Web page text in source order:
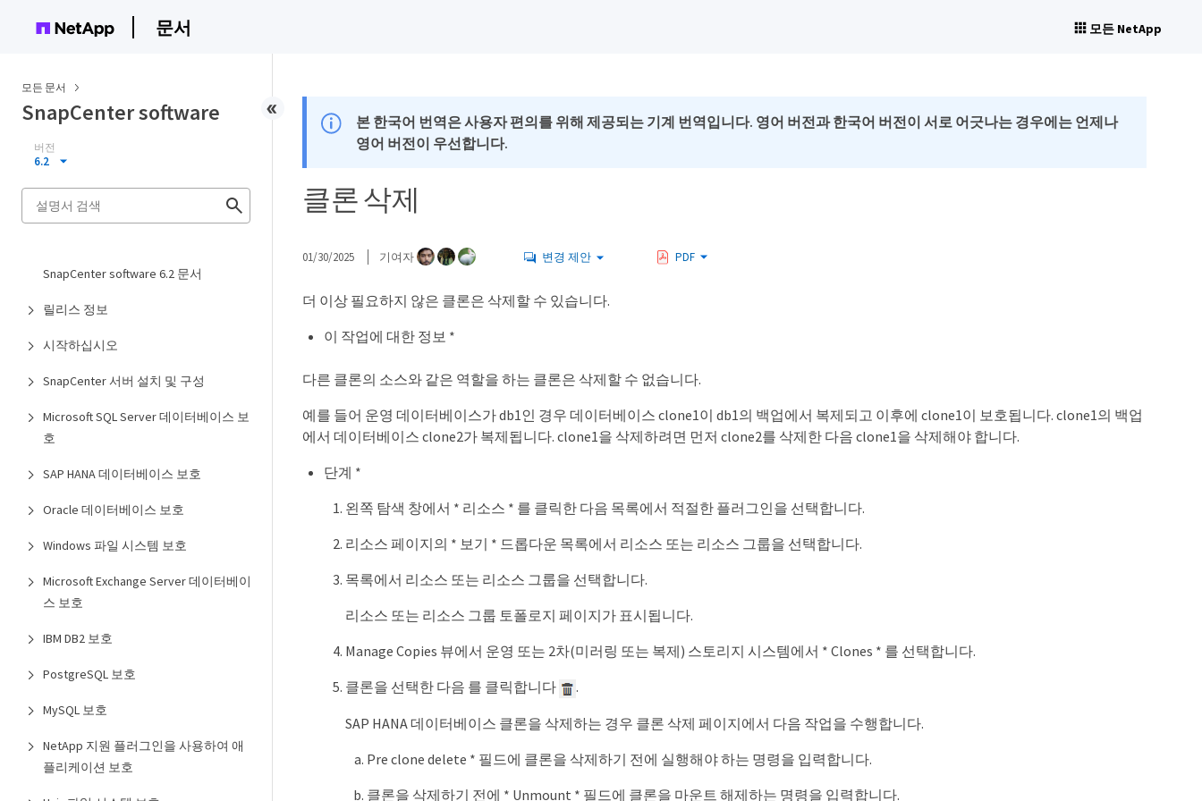
문서 모든 NetApp
모든 문서
SnapCenter software
버전
6.2
SnapCenter software 6.2 문서
릴리스 정보
시작하십시오
SnapCenter 서버 설치 및 구성
Microsoft SQL Server 데이터베이스 보
호
SAP HANA 데이터베이스 보호
Oracle 데이터베이스 보호
Windows 파일 시스템 보호
Microsoft Exchange Server 데이터베이
스 보호
IBM DB2 보호
PostgreSQL 보호
MySQL 보호
NetApp 지원 플러그인을 사용하여 애
플리케이션 보호
본 한국어 번역은 사용자 편의를 위해 제공되는 기계 번역입니다. 영어 버전과 한국어 버전이 서로 어긋나는 경우에는 언제나
영어 버전이 우선합니다.
클론 삭제
01/30/2025 기여자 변경 제안 PDF
더 이상 필요하지 않은 클론은 삭제할 수 있습니다.
이 작업에 대한 정보 *
다른 클론의 소스와 같은 역할을 하는 클론은 삭제할 수 없습니다.
예를 들어 운영 데이터베이스가 db1인 경우 데이터베이스 clone1이 db1의 백업에서 복제되고 이후에 clone1이 보호됩니다. clone1의 백업
에서 데이터베이스 clone2가 복제됩니다. clone1을 삭제하려면 먼저 clone2를 삭제한 다음 clone1을 삭제해야 합니다.
단계 *
왼쪽 탐색 창에서 * 리소스 * 를 클릭한 다음 목록에서 적절한 플러그인을 선택합니다.
리소스 페이지의 * 보기 * 드롭다운 목록에서 리소스 또는 리소스 그룹을 선택합니다.
목록에서 리소스 또는 리소스 그룹을 선택합니다.
리소스 또는 리소스 그룹 토폴로지 페이지가 표시됩니다.
Manage Copies 뷰에서 운영 또는 2차(미러링 또는 복제) 스토리지 시스템에서 * Clones * 를 선택합니다.
클론을 선택한 다음 를 클릭합니다
.
SAP HANA 데이터베이스 클론을 삭제하는 경우 클론 삭제 페이지에서 다음 작업을 수행합니다.
Pre clone delete * 필드에 클론을 삭제하기 전에 실행해야 하는 명령을 입력합니다.
클론을 삭제하기 전에 * Unmount * 필드에 클론을 마운트 해제하는 명령을 입력합니다.